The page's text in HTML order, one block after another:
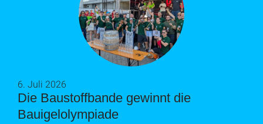
Die Baustoffbande gewinnt die
Bauigelolympiade
6. Juli 2026